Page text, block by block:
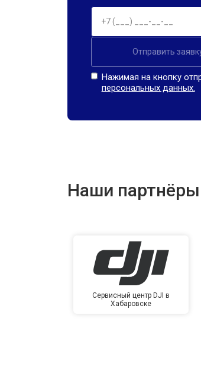
Отправить
Нажимая на кнопку
персональных данных.
Наши партнёры
Сервисный центр DJI в
Хабаровске